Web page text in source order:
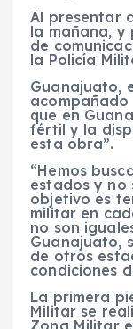
Al presentar
la mañana, y
de
la Policía
Guanajuato,
acompañado
que en
fértil y la
esta obra”.
“Hemos
estados y no
objetivo es
militar en
no son
Guanajuato,
de otros
condiciones
La primera
Militar se